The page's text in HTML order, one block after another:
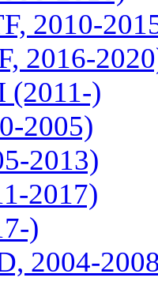
2010-
2016-
(2011-)
2005)
2013)
2017)
)
2004-